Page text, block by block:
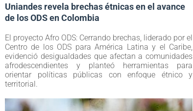
Uniandes revela brechas étnicas en el avance
de los ODS en Colombia
El proyecto Afro ODS: Cerrando brechas, liderado por el
Centro de los ODS para América Latina y el Caribe,
evidenció desigualdades que afectan a comunidades
afrodescendientes y planteó herramientas para
orientar políticas públicas con enfoque étnico y
territorial.